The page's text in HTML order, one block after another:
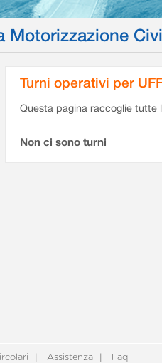
Motorizzazione
Turni operativi per
Questa pagina raccoglie tutte
Non ci sono turni
Assistenza Faq